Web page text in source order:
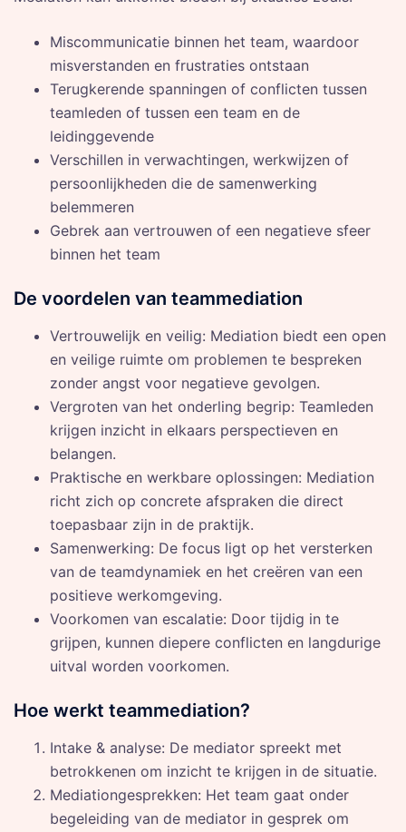
Miscommunicatie binnen het team, waardoor
misverstanden en frustraties ontstaan
Terugkerende spanningen of conflicten tussen
teamleden of tussen een team en de
leidinggevende
Verschillen in verwachtingen, werkwijzen of
persoonlijkheden die de samenwerking
belemmeren
Gebrek aan vertrouwen of een negatieve sfeer
binnen het team
De voordelen van teammediation
Vertrouwelijk en veilig: Mediation biedt een open
en veilige ruimte om problemen te bespreken
zonder angst voor negatieve gevolgen.
Vergroten van het onderling begrip: Teamleden
krijgen inzicht in elkaars perspectieven en
belangen.
Praktische en werkbare oplossingen: Mediation
richt zich op concrete afspraken die direct
toepasbaar zijn in de praktijk.
Samenwerking: De focus ligt op het versterken
van de teamdynamiek en het creëren van een
positieve werkomgeving.
Voorkomen van escalatie: Door tijdig in te
grijpen, kunnen diepere conflicten en langdurige
uitval worden voorkomen.
Hoe werkt teammediation?
Intake & analyse: De mediator spreekt met
betrokkenen om inzicht te krijgen in de situatie.
Mediationgesprekken: Het team gaat onder
begeleiding van de mediator in gesprek om